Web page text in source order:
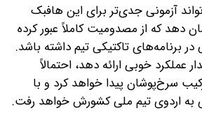
آزمونی جدی‌تر برای این هافبک
دهد که از مصدومیت کاملاً عبور کرده
برنامه‌های تاکتیکی تیم داشته باشد.
عملکرد خوبی ارائه دهد، احتمالاً
سرخ‌پوشان پیدا خواهد کرد و با
به اردوی تیم ملی کشورش خواهد رفت.